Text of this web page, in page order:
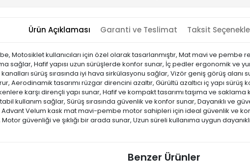
Ürün Açıklaması Garanti ve Teslimat Taksit
Motosiklet kullanıcıları için özel olarak tasarlanmıştır, Mat mavi ve pembe
sağlar, Hafif yapısı uzun sürüşlerde konfor sunar, İç pedler ergonomik ve
sürüş sırasında iyi hava sirkülasyonu sağlar, Vizör geniş görüş alanı
Aerodinamik tasarımı rüzgar direncini azaltır, Gürültü azaltıcı iç yapı sürüş
karşı dirençli yapı sunar, Hafif ve kompakt tasarımı taşıma ve
kullanım sağlar, Sürüş sırasında güvenlik ve konfor sunar, Dayanıklı ve
Velum kask mat mavi-pembe motor sahipleri için ideal güvenlik ve
güvenliği ve şıklığı bir arada sunar, Uzun süreli kullanıma uygun
Benzer Ürünler